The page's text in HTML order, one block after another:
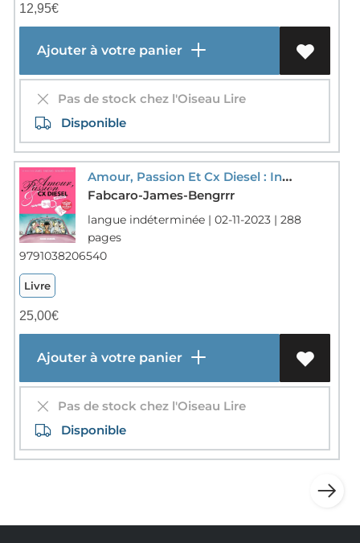
12,95€
Ajouter à votre panier
Pas de stock chez l'Oiseau Lire
Disponible
Amour, Passion Et Cx Diesel : Integrale Tomes 1 A 3
Fabcaro-James-Bengrrr
langue indéterminée | 02-11-2023 | 288
pages
9791038206540
Livre
25,00€
Ajouter à votre panier
Pas de stock chez l'Oiseau Lire
Disponible